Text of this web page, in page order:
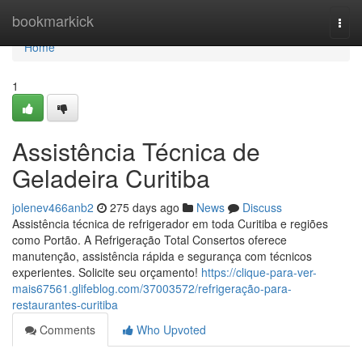
bookmarkick
Home
Home
1
Assistência Técnica de
Geladeira Curitiba
jolenev466anb2 275 days ago News
Discuss
Assistência técnica de refrigerador em toda Curitiba e regiões
como Portão. A Refrigeração Total Consertos oferece
manutenção, assistência rápida e segurança com técnicos
experientes. Solicite seu orçamento! https://clique-para-ver-
mais67561.glifeblog.com/37003572/refrigeração-para-
restaurantes-curitiba
Comments
Who Upvoted